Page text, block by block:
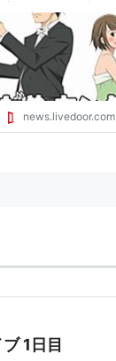
news.livedoor.com
1日目